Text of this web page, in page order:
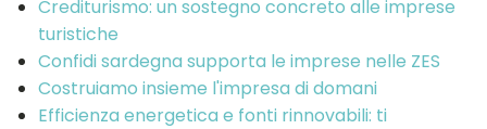
Crediturismo: un sostegno concreto alle imprese
turistiche
Confidi sardegna supporta le imprese nelle ZES
Costruiamo insieme l'impresa di domani
Efficienza energetica e fonti rinnovabili: ti